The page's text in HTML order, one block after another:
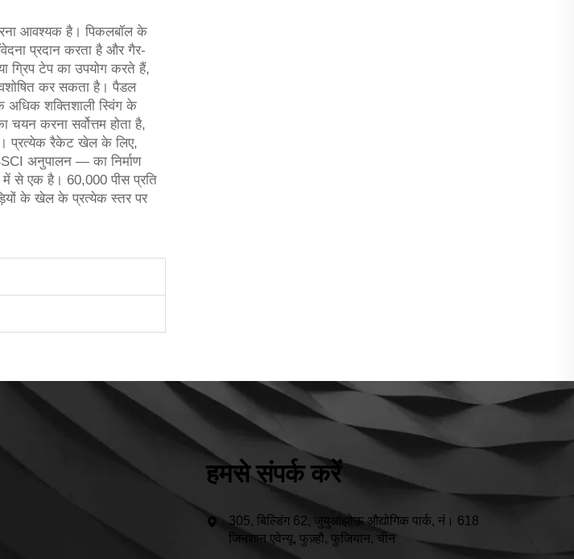
आवश्यक है। पिकलबॉल के
प्रदान करता है और गैर-
ग्रिप टेप का उपयोग करते हैं,
कर सकता है। पैडल
अधिक शक्तिशाली स्विंग के
करना सर्वोत्तम होता है,
प्रत्येक रैकेट खेल के लिए,
अनुपालन — का निर्माण
में से एक है। 60,000 पीस प्रति
के खेल के प्रत्येक स्तर पर
हमसे संपर्क करें
305, बिल्डिंग 62, जुयुआंझोऊ औद्योगिक पार्क, नं। 618
जिनशान एवेन्यू, फुज़्हौ, फुजियान, चीन